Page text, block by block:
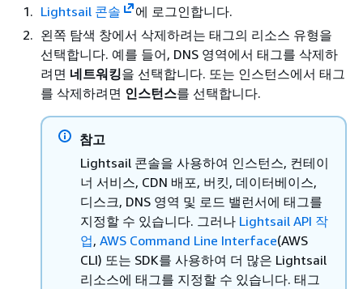
Lightsail 콘솔
에 로그인합니다.
왼쪽 탐색 창에서 삭제하려는 태그의 리소스 유형을
선택합니다. 예를 들어, DNS 영역에서 태그를 삭제하
려면 네트워킹을 선택합니다. 또는 인스턴스에서 태그
를 삭제하려면 인스턴스를 선택합니다.
참고
Lightsail 콘솔을 사용하여 인스턴스, 컨테이
너 서비스, CDN 배포, 버킷, 데이터베이스,
디스크, DNS 영역 및 로드 밸런서에 태그를
지정할 수 있습니다. 그러나 Lightsail API 작
업, AWS Command Line Interface(AWS
CLI) 또는 SDK를 사용하여 더 많은 Lightsail
리소스에 태그를 지정할 수 있습니다. 태그